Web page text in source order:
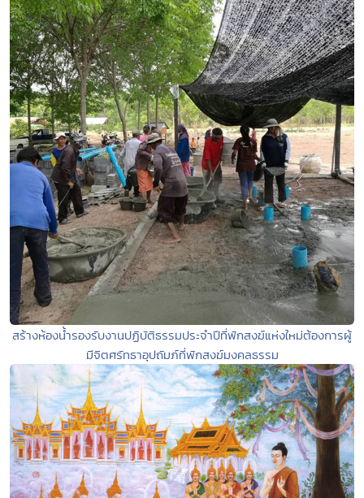
สร้างห้องน้ำรองรับงานปฏิบัติธรรมประจำปีที่พักสงฆ์แห่งใหม่ต้องการผู้
มีจิตศรัทธาอุปถัมภ์ที่พักสงฆ์มงคลธรรม